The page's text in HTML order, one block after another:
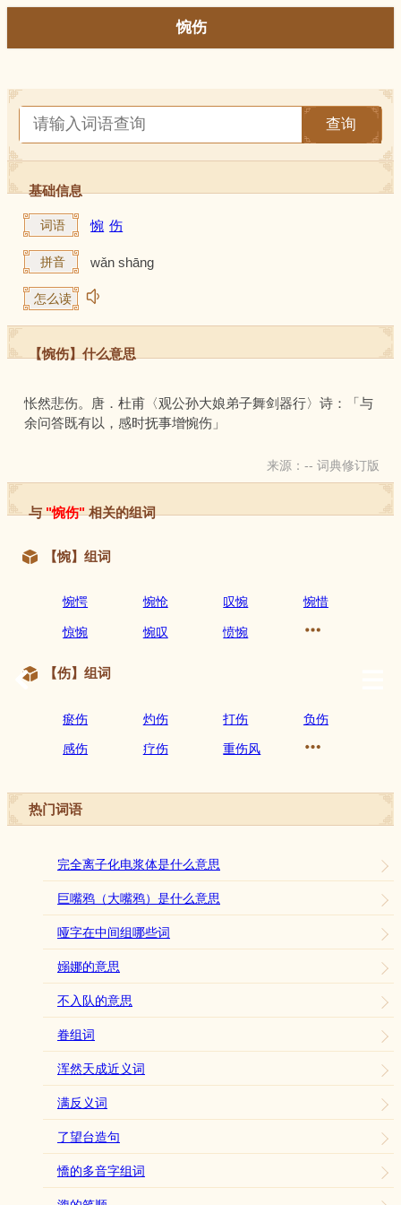
惋伤
查询
基础信息
词语 惋 伤
拼音 wǎn shāng
怎么读
【惋伤】什么意思
怅然悲伤。唐．杜甫〈观公孙大娘弟子舞剑器行〉诗：「与
余问答既有以，感时抚事增惋伤」
来源：-- 词典修订版
与"惋伤"相关的组词
【惋】组词
惋愕 惋怆 叹惋 惋惜
惊惋 惋叹 愤惋
【伤】组词
瘀伤 灼伤 打伤 负伤
感伤 疗伤 重伤风
热门词语
完全离子化电浆体是什么意思
巨嘴鸦（大嘴鸦）是什么意思
哑字在中间组哪些词
嫋娜的意思
不入队的意思
眷组词
浑然天成近义词
满反义词
了望台造句
憍的多音字组词